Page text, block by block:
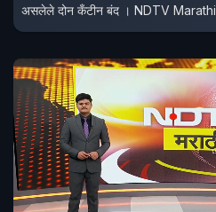
असलेले दोन कँटीन बंद । NDTV Marathi